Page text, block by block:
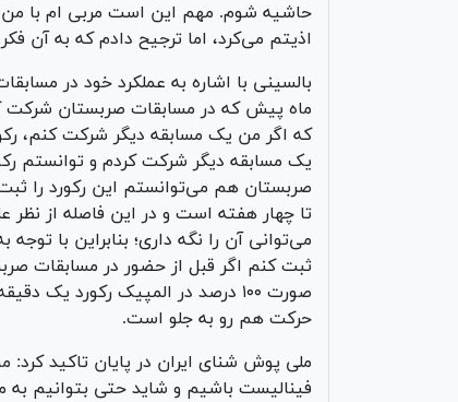
حاشیه شوم. مهم این است مربی ام با من
اذیتم می‌کرد، اما ترجیح دادم که به آن
بالسینی با اشاره به عملکرد خود در
ماه پیش که در مسابقات صربستان شرکت
که اگر من یک مسابقه دیگر شرکت کنم،
یک مسابقه دیگر شرکت کردم و توانستم
صربستان هم می‌توانستم این رکورد را
تا چهار هفته است و در این فاصله از نظر
می‌توانی آن را نگه داری؛ بنابراین با
ثبت کنم اگر قبل از حضور در مسابقات
حرکت هم رو به جلو است.
ملی پوش شنای ایران در پایان تاکید
فینالیست باشیم و شاید حتی بتوانیم